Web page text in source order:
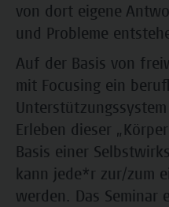
von dort eigene
und Probleme
Auf der Basis von
mit Focusing ein
Erleben dieser
Basis einer
kann jede*r zur/zum
werden. Das Seminar